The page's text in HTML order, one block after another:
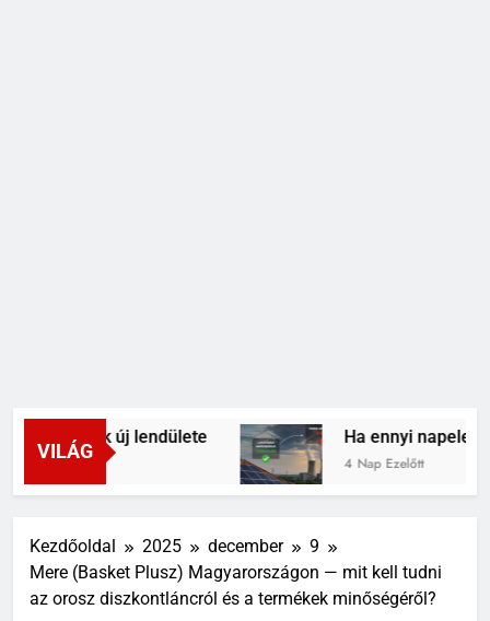
VILÁG
terápiák új lendülete Ha ennyi napelemünk
4 Nap Ezelőtt
Kezdőoldal 2025 december
9
Mere (Basket Plusz) Magyarországon — mit kell tudni
az orosz diszkontláncról és a termékek minőségéről?